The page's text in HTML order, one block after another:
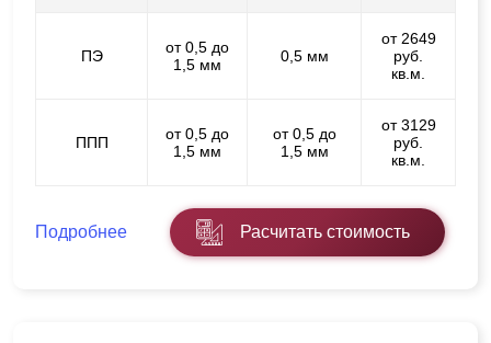
ПЭ
от 0,5 до
1,5 мм
0,5 мм
от 2649
руб.
кв.м.
ППП
от 0,5 до
1,5 мм
от 0,5 до
1,5 мм
от 3129
руб.
кв.м.
Подробнее Расчитать стоимость